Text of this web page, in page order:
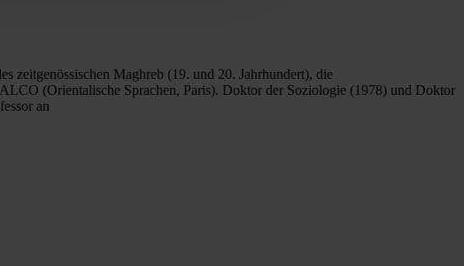
zeitgenössischen Maghreb (19. und 20. Jahrhundert), die
(Orientalische Sprachen, Paris). Doktor der Soziologie (1978) und Doktor
an